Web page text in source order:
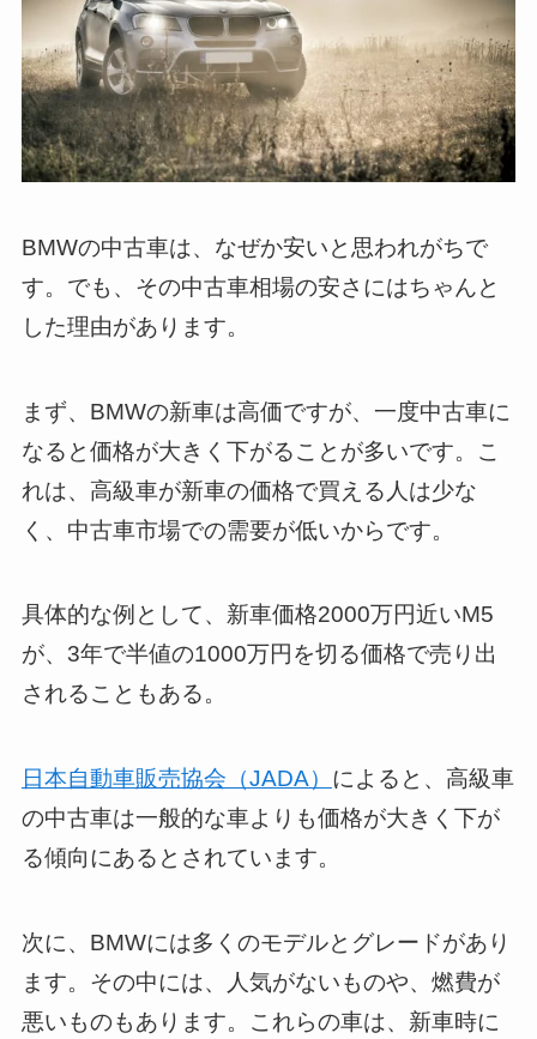
BMWの中古車は、なぜか安いと思われがちで
す。でも、その中古車相場の安さにはちゃんと
した理由があります。
まず、BMWの新車は高価ですが、一度中古車に
なると価格が大きく下がることが多いです。こ
れは、高級車が新車の価格で買える人は少な
く、中古車市場での需要が低いからです。
具体的な例として、新車価格2000万円近いM5
が、3年で半値の1000万円を切る価格で売り出
されることもある。
日本自動車販売協会（JADA） によると、高級車
の中古車は一般的な車よりも価格が大きく下が
る傾向にあるとされています。
次に、BMWには多くのモデルとグレードがあり
ます。その中には、人気がないものや、燃費が
悪いものもあります。これらの車は、新車時に